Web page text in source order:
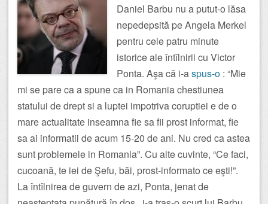
Daniel Barbu nu a putut-o lăsa
nepedepsită pe Angela Merkel
pentru cele patru minute
istorice ale întîlnirii cu Victor
Ponta. Aşa că i-aspus-o : “Mie
mi se pare ca a spune ca in Romania chestiunea
statului de drept si a luptei impotriva coruptiei e de o
mare actualitate inseamna fie sa fii prost informat, fie
sa ai informatii de acum 15-20 de ani. Nu cred ca astea
sunt problemele in Romania”. Cu alte cuvinte, “Ce faci,
cucoană, te iei de Şefu, băi, prost-informato ce eşti!”.
La întîlnirea de guvern de azi, Ponta, jenat de